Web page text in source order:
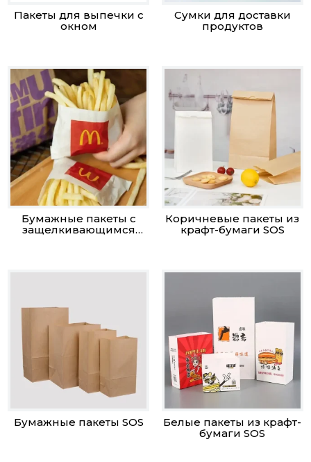
Пакеты для выпечки с
окном
Сумки для доставки
продуктов
Бумажные пакеты с
защелкивающимся
Коричневые пакеты из
крафт-бумаги SOS
Бумажные пакеты SOS
Белые пакеты из крафт-
бумаги SOS